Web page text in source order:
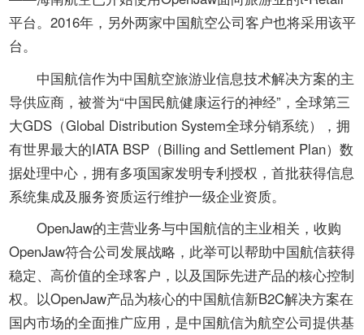
平台。2016年，另外两家中国航空公司客户也将采用该平
台。
中国航信作为中国航空旅游业信息技术解决方案的主
导供应商，被誉为“中国民航健康运行的神经”，全球第三
大GDS（Global Distribution System全球分销系统），拥
有世界最大的IATA BSP（Billing and Settlement Plan）数
据处理中心，拥有多项国家发明专利授权，首批获得信息
系统集成及服务资质运行维护一级企业资质。
OpenJaw的主营业务与中国航信的主业相关，收购
OpenJaw符合公司发展战略，此举可以帮助中国航信获得
稳定、高价值的全球客户，以及国际先进产品的核心控制
权。以OpenJaw产品为核心的中国航信新B2C解决方案在
国内市场的全面推广应用，是中国航信为航空公司提供基